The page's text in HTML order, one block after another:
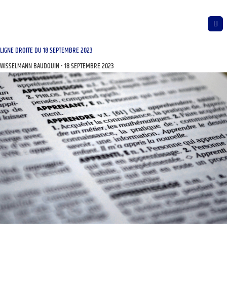
LIGNE DROITE DU 18 SEPTEMBRE 2023
WISSELMANN BAUDOUIN 18 SEPTEMBRE 2023